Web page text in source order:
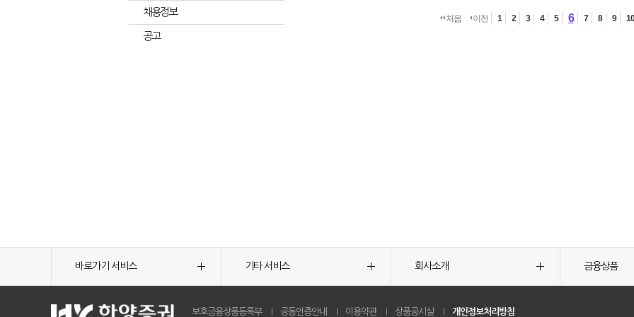
채용정보
공고
처음 이전 1 2 3 4 5 6 7 8 9 10
바로가기 서비스 기타 서비스 회사소개 금융상품
보호금융상품등록부 공동인증안내 이용약관 상품공시실 개인정보처리방침